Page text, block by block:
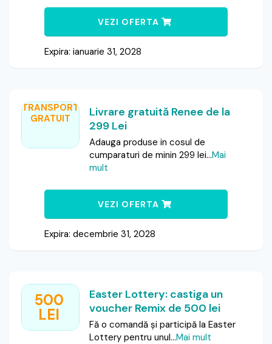
VEZI OFERTA
Expira: ianuarie 31, 2028
TRANSPORT
GRATUIT
Livrare gratuită Renee de la
299 Lei
Adauga produse in cosul de
cumparaturi de minin 299 lei...Mai
mult
VEZI OFERTA
Expira: decembrie 31, 2028
500
LEI
Easter Lottery: castiga un
voucher Remix de 500 lei
Fă o comandă și participă la Easter
Lottery pentru unul...Mai mult